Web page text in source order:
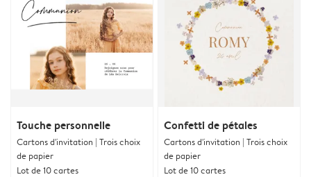
Touche personnelle
Cartons d'invitation | Trois choix
de papier
Lot de 10 cartes
Confetti de pétales
Cartons d'invitation | Trois choix
de papier
Lot de 10 cartes